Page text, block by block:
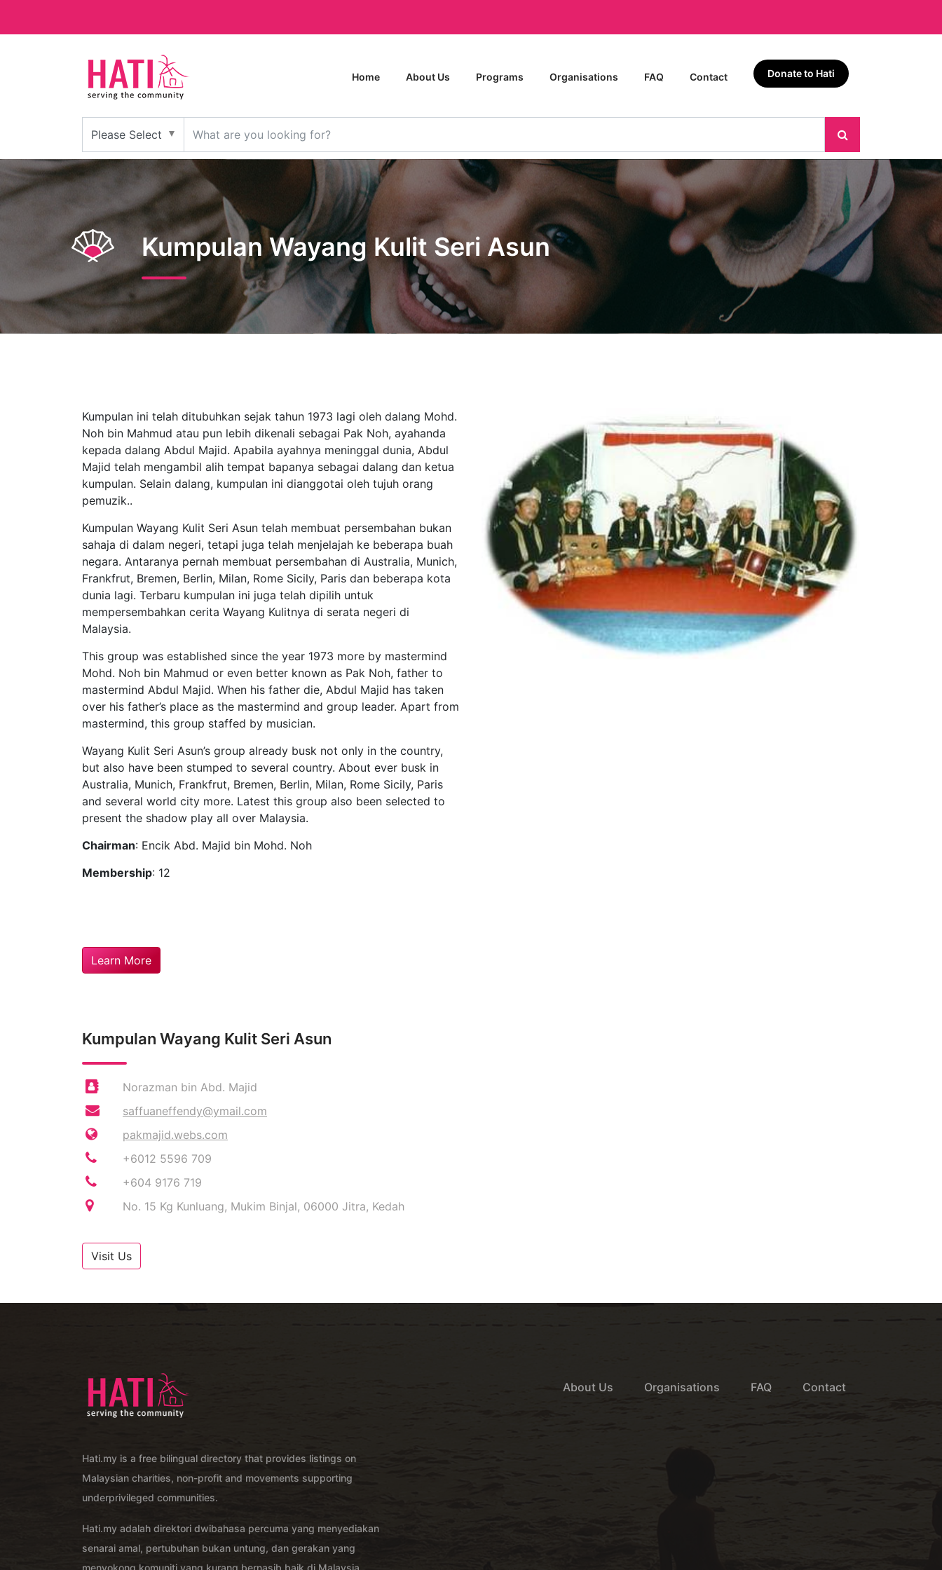
Home About Us Programs Organisations FAQ Contact Donate to Hati
Kumpulan Wayang Kulit Seri Asun
Kumpulan ini telah ditubuhkan sejak tahun 1973 lagi oleh dalang Mohd.
Noh bin Mahmud atau pun lebih dikenali sebagai Pak Noh, ayahanda
kepada dalang Abdul Majid. Apabila ayahnya meninggal dunia, Abdul
Majid telah mengambil alih tempat bapanya sebagai dalang dan ketua
kumpulan. Selain dalang, kumpulan ini dianggotai oleh tujuh orang
pemuzik..
Kumpulan Wayang Kulit Seri Asun telah membuat persembahan bukan
sahaja di dalam negeri, tetapi juga telah menjelajah ke beberapa buah
negara. Antaranya pernah membuat persembahan di Australia, Munich,
Frankfrut, Bremen, Berlin, Milan, Rome Sicily, Paris dan beberapa kota
dunia lagi. Terbaru kumpulan ini juga telah dipilih untuk
mempersembahkan cerita Wayang Kulitnya di serata negeri di
Malaysia.
This group was established since the year 1973 more by mastermind
Mohd. Noh bin Mahmud or even better known as Pak Noh, father to
mastermind Abdul Majid. When his father die, Abdul Majid has taken
over his father’s place as the mastermind and group leader. Apart from
mastermind, this group staffed by musician.
Wayang Kulit Seri Asun’s group already busk not only in the country,
but also have been stumped to several country. About ever busk in
Australia, Munich, Frankfrut, Bremen, Berlin, Milan, Rome Sicily, Paris
and several world city more. Latest this group also been selected to
present the shadow play all over Malaysia.
Chairman: Encik Abd. Majid bin Mohd. Noh
Membership: 12
Learn More
Kumpulan Wayang Kulit Seri Asun
Norazman bin Abd. Majid
saffuaneffendy@ymail.com
pakmajid.webs.com
+6012 5596 709
+604 9176 719
No. 15 Kg Kunluang, Mukim Binjal, 06000 Jitra, Kedah
Visit Us
Hati.my is a free bilingual directory that provides listings on
Malaysian charities, non-profit and movements supporting
underprivileged communities.
Hati.my adalah direktori dwibahasa percuma yang menyediakan
senarai amal, pertubuhan bukan untung, dan gerakan yang
menyokong komuniti yang kurang bernasib baik di Malaysia.
About Us Organisations FAQ Contact